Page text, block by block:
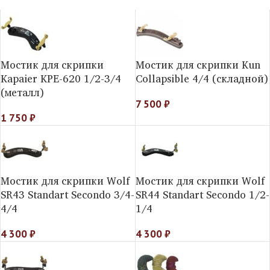
Мостик для скрипки
Kapaier KPE-620 1/2-3/4
(металл)
1 750₽
Мостик для скрипки Kun
Collapsible 4/4 (складной)
7 500₽
Мостик для скрипки Wolf
SR43 Standart Secondo 3/4-
4/4
4 300₽
Мостик для скрипки Wolf
SR44 Standart Secondo 1/2-
1/4
4 300₽